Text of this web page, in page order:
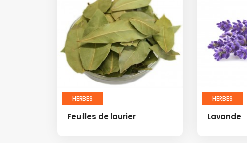
HERBES
Feuilles de laurier
HERBES
Lavande